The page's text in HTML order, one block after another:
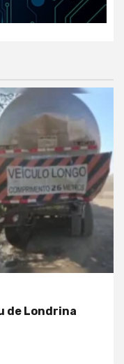
de Londrina